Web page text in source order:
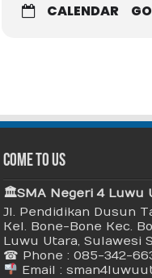
CALENDAR
Come To Us
🏛 SMA Negeri 4 Luwu
Jl. Pendidikan Dusun
Kel. Bone-Bone Kec.
Luwu Utara, Sulawesi
☎ Phone : 085-342-
Email :